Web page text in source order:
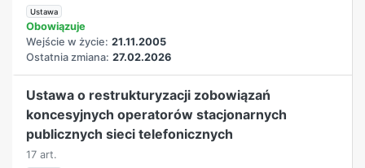
Ustawa
Obowiązuje
Wejście w życie: 21.11.2005
Ostatnia zmiana: 27.02.2026
Ustawa o restrukturyzacji zobowiązań
koncesyjnych operatorów stacjonarnych
publicznych sieci telefonicznych
17 art.